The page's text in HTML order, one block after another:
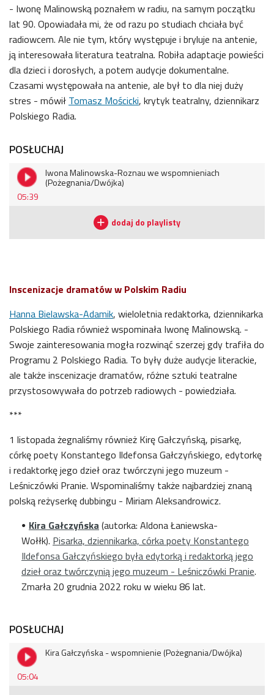
- Iwonę Malinowską poznałem w radiu, na samym początku
lat 90. Opowiadała mi, że od razu po studiach chciała być
radiowcem. Ale nie tym, który występuje i bryluje na antenie,
ją interesowała literatura teatralna. Robiła adaptacje powieści
dla dzieci i dorosłych, a potem audycje dokumentalne.
Czasami występowała na antenie, ale był to dla niej duży
stres - mówił Tomasz Mościcki, krytyk teatralny, dziennikarz
Polskiego Radia.
POSŁUCHAJ
05:39
Iwona Malinowska-Roznau we wspomnieniach
(Pożegnania/Dwójka)
Inscenizacje dramatów w Polskim Radiu
Hanna Bielawska-Adamik, wieloletnia redaktorka, dziennikarka
Polskiego Radia równieżwspominała Iwonę Malinowską. -
Swoje zainteresowania mogła rozwinąć szerzej gdy trafiła do
Programu 2 Polskiego Radia. To były duże audycje literackie,
ale także inscenizacje dramatów, różne sztuki teatralne
przystosowywała do potrzeb radiowych - powiedziała.
***
1 listopada żegnaliśmy również Kirę Gałczyńską, pisarkę,
córkę poety Konstantego Ildefonsa Gałczyńskiego, edytorkę
i redaktorkę jego dzieł oraz twórczyni jego muzeum -
Leśniczówki Pranie. Wspominaliśmy także najbardziej znaną
polską reżyserkę dubbingu - Miriam Aleksandrowicz.
Kira Gałczyńska (autorka: Aldona Łaniewska-
Wołłk). Pisarka, dziennikarka, córka poety Konstantego
Ildefonsa Gałczyńskiego była edytorką i redaktorką jego
dzieł oraz twórczynią jego muzeum - Leśniczówki Pranie.
Zmarła 20 grudnia 2022 roku w wieku 86 lat.
POSŁUCHAJ
05:04
Kira Gałczyńska - wspomnienie (Pożegnania/Dwójka)